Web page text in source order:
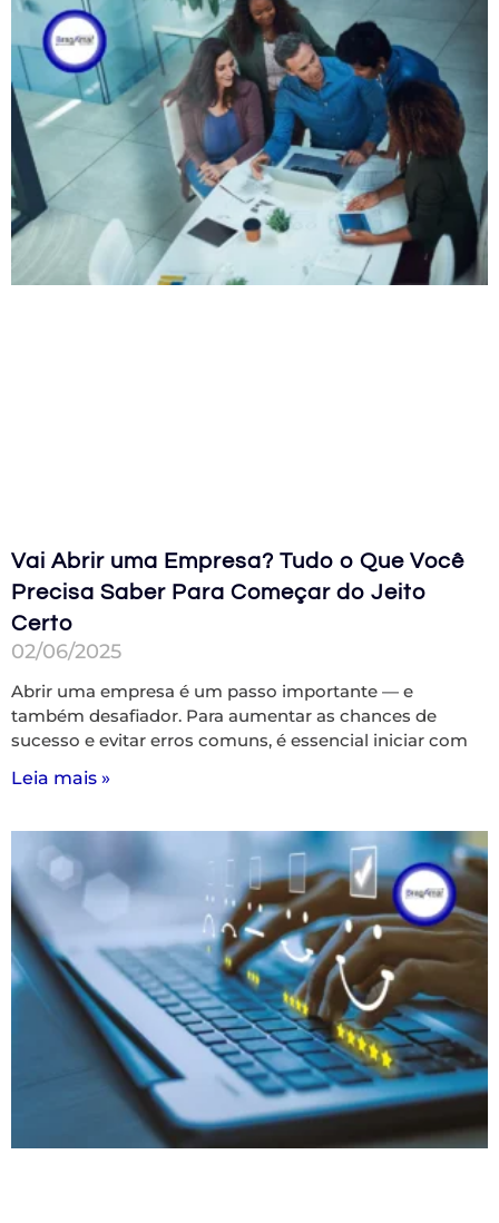
Vai Abrir uma Empresa? Tudo o Que Você
Precisa Saber Para Começar do Jeito
Certo
02/06/2025
Abrir uma empresa é um passo importante — e
também desafiador. Para aumentar as chances de
sucesso e evitar erros comuns, é essencial iniciar com
Leia mais »